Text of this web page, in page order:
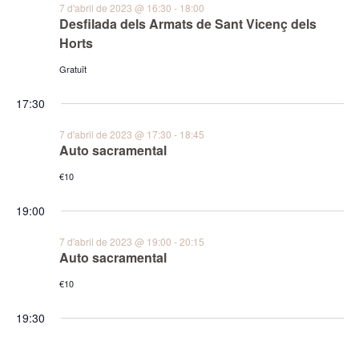
Desfilada dels Armats de Sant Vicenç dels
Horts
7 d'abril de 2023 @ 16:30 - 18:00
Gratuït
17:30
Auto sacramental
7 d'abril de 2023 @ 17:30 - 18:45
€10
19:00
Auto sacramental
7 d'abril de 2023 @ 19:00 -20:15
€10
19:30